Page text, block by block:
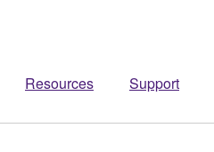
Resources Support